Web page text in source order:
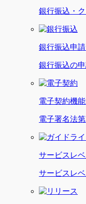
銀行振込・
銀行振込申
銀行振込の
電子契約機
電子署名法
サービスレ
サービスレ